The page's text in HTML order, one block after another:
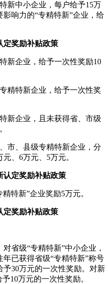
新中小企业，每户给予15万
响力的“专精特新”企业，给
定奖励补贴政策
新企业，给予一次性奖励10
精特新企业，给予一次性奖
新企业，且未获得省、市级
市、县级专精特新企业，分
、6万元、5万元。
认定奖励补贴政策
特新”企业奖励5万元。
定奖励补贴政策
省级“专精特新”中小企业，
已获得省级“专精特新”称号
30万元的一次性奖励。对新
10万元的一次性奖励。